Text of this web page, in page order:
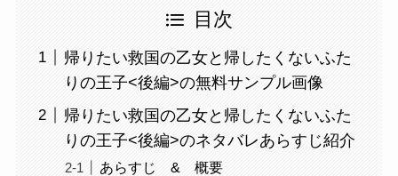
目次
帰りたい救国の乙女と帰したくないふた
りの王子<後編>の無料サンプル画像
帰りたい救国の乙女と帰したくないふた
りの王子<後編>のネタバレあらすじ紹介
あらすじ & 概要